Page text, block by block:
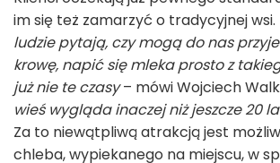
im się też zamarzyć o tradycyjnej
ludzie pytają, czy mogą do nas
krowę, napić się mleka prosto z
już nie te czasy– mówi Wojciech
wieś wygląda inaczej niż jeszcze 20
Za to niewątpliwą atrakcją jest
chleba, wypiekanego na miejscu, w